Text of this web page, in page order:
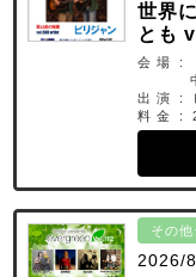
世界
とも
会 場 :
出 演 :
料 金 :
その
2026/